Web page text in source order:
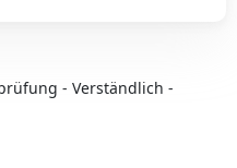
- Verständlich -